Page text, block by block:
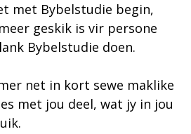
met Bybelstudie begin,
geskik is vir persone
Bybelstudie doen.
net in kort sewe maklike
met jou deel, wat jy in jou